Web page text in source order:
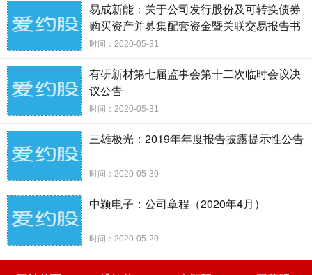
易成新能：关于公司发行股份及可转换债券
购买资产并募集配套资金暨关联交易报告书
草案及其摘要的修订说明公告
时间：2020-05-31
有研新材第七届监事会第十二次临时会议决
议公告
时间：2020-05-31
三雄极光：2019年年度报告披露提示性公告
时间：2020-05-30
中颖电子：公司章程（2020年4月）
时间：2020-05-20